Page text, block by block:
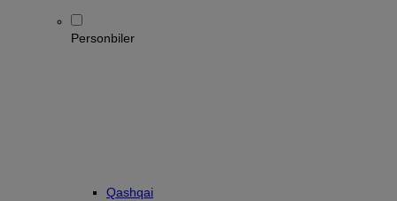
Personbiler
Qashqai